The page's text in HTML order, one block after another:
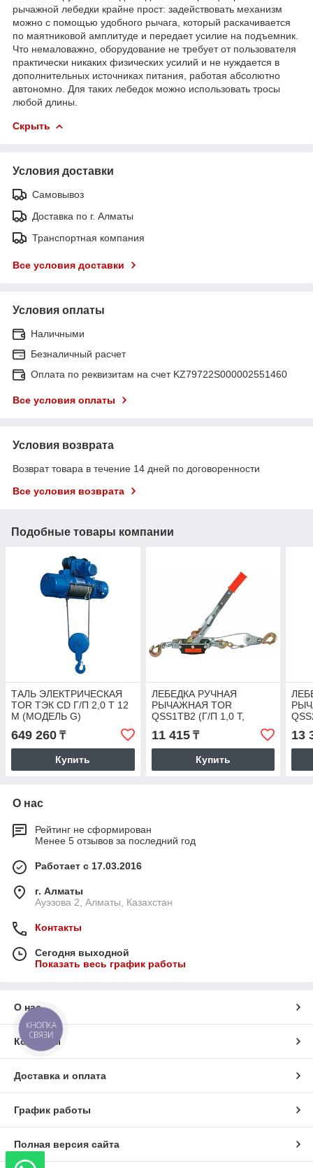
рычажной лебедки крайне прост: задействовать механизм
можно с помощью удобного рычага, который раскачивается
по маятниковой амплитуде и передает усилие на подъемник.
Что немаловажно, оборудование не требует от пользователя
практически никаких физических усилий и не нуждается в
дополнительных источниках питания, работая абсолютно
автономно. Для таких лебедок можно использовать тросы
любой длины.
Скрыть
Условия доставки
Самовывоз
Доставка по г. Алматы
Транспортная компания
Все условия доставки
Условия оплаты
Наличными
Безналичный расчет
Оплата по реквизитам на счет KZ79722S000002551460
Все условия оплаты
Условия возврата
Возврат товара в течение 14 дней по договоренности
Все условия возврата
Подобные товары компании
ТАЛЬ ЭЛЕКТРИЧЕСКАЯ
TOR ТЭК CD Г/П 2,0 Т 12
М (МОДЕЛЬ G)
649 260 ₸
Купить
ЛЕБЕДКА РУЧНАЯ
РЫЧАЖНАЯ TOR
QSS1TB2 (Г/П 1,0 Т,
11 415₸
Купить
13
О нас
Рейтинг не сформирован
Менее 5 отзывов за последний год
Работает с 17.03.2016
г. Алматы
Ауэзова 2, Алматы, Казахстан
Контакты
Сегодня выходной
Показать весь график работы
О нас
Контакты
Доставка и оплата
График работы
Полная версия сайта
КНОПКА
СВЯЗИ